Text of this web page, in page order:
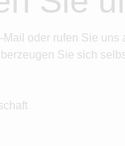
oder rufen Sie uns
Sie sich